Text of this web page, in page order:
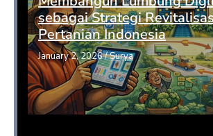
sebagai Strategi
Pertanian Indonesia
January 2, 2026/Surya